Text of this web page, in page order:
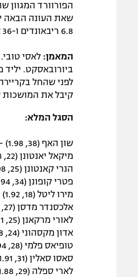
הפורוורד
6.8 ריבאונדים ו-36 אחוזים מרשימים מאוד לגודל שלו מחוץ לקשת.
המאמן:
קיבל את
הסגל המלא:
שון האף (38, 1.98) – הלסינקי סיגלס
מיקאל יאנטונן (22, 2.03) – טרוויזו
הנרי קאנטונן (25, 1.98) – קהויוקי
פטרי קופונן (34, 1.94) – הלסינקי סיגלס
מירו ליטל (18, 1.92) – מארקסי
אלכסנדר מדסן (27, 2.08) – א.א.ק אתונה
לאורי מרקאנן (25, 2.11) – קליבלנד קאבלירס
אדון מקסהוני (24, 1.88) – דן בוש
טופיאס פלמי (28, 1.94) – לימבורג יונייטד
סאסו סאלין (31, 1.91) – טנריפה
לארי ספלה (29, 1.88) – ארגש פיטשטי